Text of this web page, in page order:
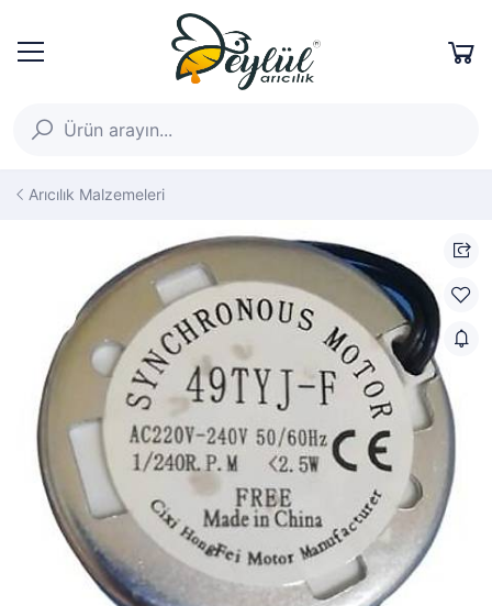
Arıcılık Malzemeleri